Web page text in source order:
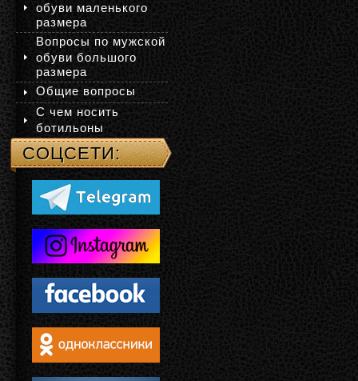
обуви маленького
размера
Вопросы по мужской
обуви большого
размера
Общие вопросы
С чем носить
ботильоны
СОЦСЕТИ: